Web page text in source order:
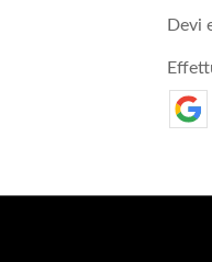
Devi